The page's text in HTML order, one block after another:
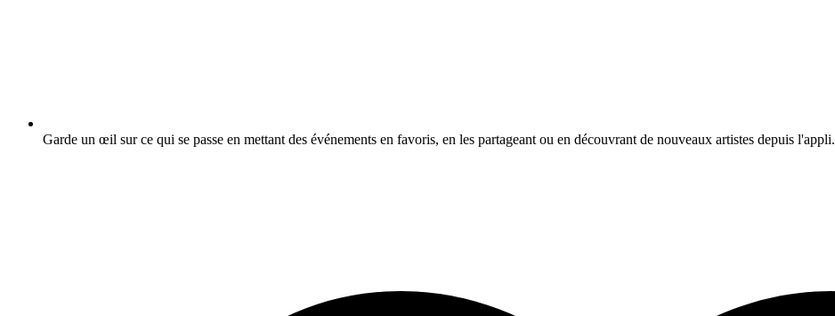
Garde un œil sur ce qui se passe en mettant des événements en favoris, en les partageant ou en découvrant de nouveaux artistes depuis l'appli.